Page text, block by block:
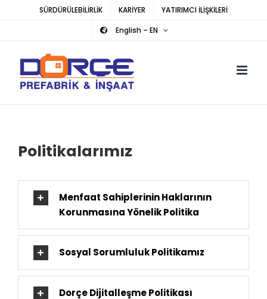
SÜRDÜRÜLEBİLİRLİK KARİYER
YATIRIMCI İLİŞKİLERİ
English – EN
Politikalarımız
Menfaat Sahiplerinin Haklarının
Korunmasına Yönelik Politika
Sosyal Sorumluluk Politikamız
Dorçe Dijitalleşme Politikası